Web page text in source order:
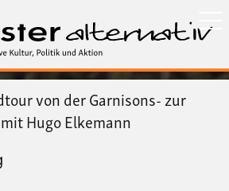
zum
Inhalt
von der Garnisons- zur
Hugo Elkemann